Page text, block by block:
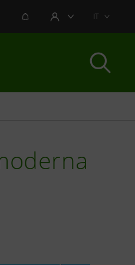
NOTIFICHEAREA UTENTEIT